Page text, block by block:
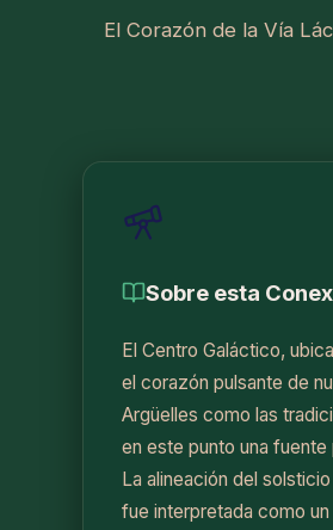
El Corazón de la Vía
Sobre esta
El Centro Galáctico,
el corazón pulsante de
Argüelles como las
en este punto una
La alineación del
fue interpretada como